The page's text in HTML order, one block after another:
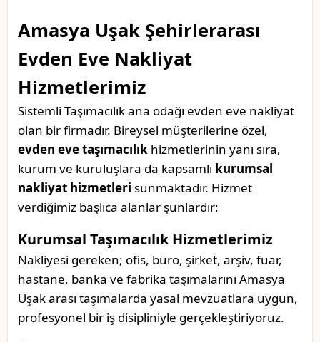
Amasya Uşak Şehirlerarası
Evden Eve Nakliyat
Hizmetlerimiz
Sistemli Taşımacılık ana odağı evden eve nakliyat
olan bir firmadır. Bireysel müşterilerine özel,
evden eve taşımacılık hizmetlerinin yanı sıra,
kurum ve kuruluşlara da kapsamlı kurumsal
nakliyat hizmetleri sunmaktadır. Hizmet
verdiğimiz başlıca alanlar şunlardır:
Kurumsal Taşımacılık Hizmetlerimiz
Nakliyesi gereken; ofis, büro, şirket, arşiv, fuar,
hastane, banka ve fabrika taşımalarını Amasya
Uşak arası taşımalarda yasal mevzuatlara uygun,
profesyonel bir iş disipliniyle gerçekleştiriyoruz.